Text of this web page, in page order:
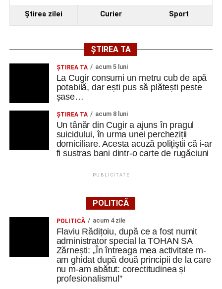
Ştirea zilei Curier Sport
ȘTIREA TA
ȘTIREA TA acum 5 luni
La Cugir consumi un metru cub de apă
potabilă, dar ești pus să plătești peste
șase…
ȘTIREA TA acum 8 luni
Un tânăr din Cugir a ajuns în pragul
suicidului, în urma unei percheziții
domiciliare. Acesta acuză polițiștii că i-ar
fi sustras bani dintr-o carte de rugăciuni
PUBLICITATE
POLITICĂ
POLITICĂ acum 4 zile
Flaviu Rădițoiu, după ce a fost numit
administrator special la TOHAN SA
Zărnești: „În întreaga mea activitate m-
am ghidat după două principii de la care
nu m-am abătut: corectitudinea și
profesionalismul”